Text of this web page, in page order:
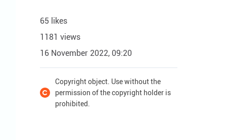
65 likes
1181 views
16 November 2022, 09:20
Copyright object. Use without the
permission of the copyright holder is
prohibited.